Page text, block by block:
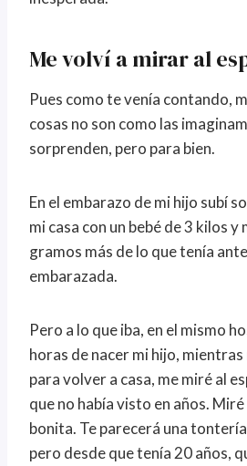
Me volví a mirar al
Pues como te venía contando,
cosas no son como las
sorprenden, pero para bien.
En el embarazo de mi hijo subí
mi casa con un bebé de 3 kilos
gramos más de lo que tenía
embarazada.
Pero a lo que iba, en el mismo
horas de nacer mi hijo,
para volver a casa, me miré al
que no había visto en años.
bonita. Te parecerá una
pero desde que tenía 20 años,